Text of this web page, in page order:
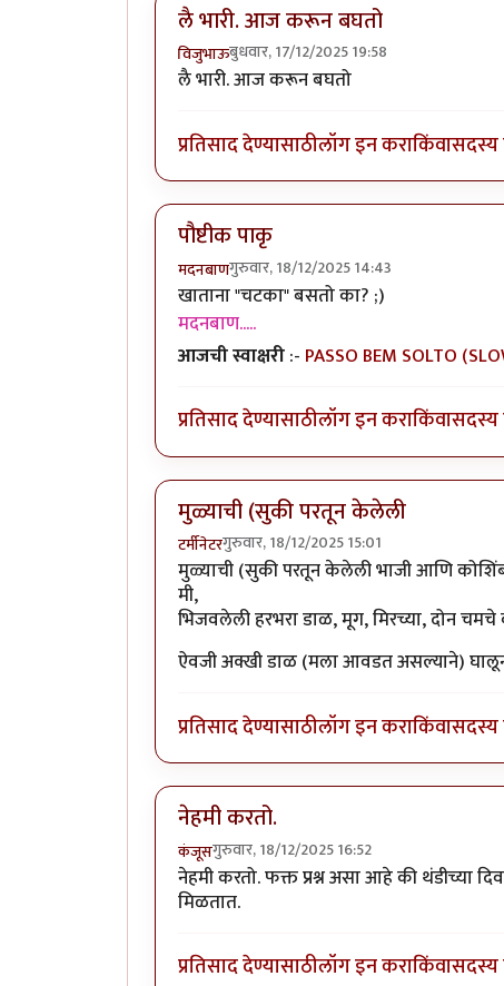
लै भारी. आज करून बघतो
विजुभाऊबुधवार, 17/12/2025 19:58
लै भारी. आज करून बघतो
प्रतिसाद देण्यासाठीलॉग इन कराकिंवासदस्य
पौष्टीक पाकृ
मदनबाणगुरुवार, 18/12/2025 14:43
खाताना "चटका" बसतो का? ;)
मदनबाण.....
आजची स्वाक्षरी:- PASSO BEM SOLTO
प्रतिसाद देण्यासाठीलॉग इन कराकिंवासदस्य
मुळ्याची (सुकी परतून केलेली
टर्मीनेटरगुरुवार, 18/12/2025 15:01
मुळ्याची (सुकी परतून केलेली भाजी आणि
मी,
भिजवलेली हरभरा डाळ, मूग, मिरच्या, दोन
ऐवजी अक्खी डाळ (मला आवडत असल्याने)
प्रतिसाद देण्यासाठीलॉग इन कराकिंवासदस्य
नेहमी करतो.
कंजूसगुरुवार, 18/12/2025 16:52
नेहमी करतो. फक्त प्रश्न असा आहे की थंडीच्या
मिळतात.
प्रतिसाद देण्यासाठीलॉग इन कराकिंवासदस्य